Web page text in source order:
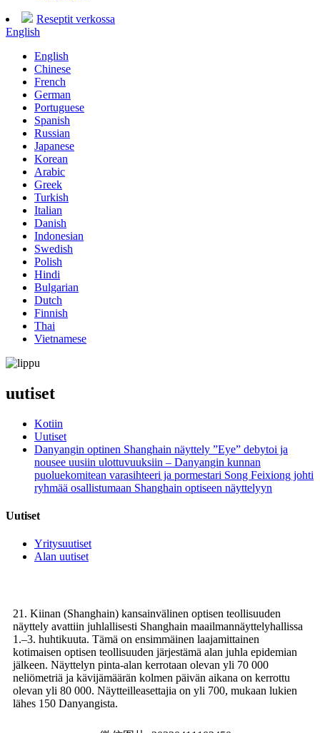
Reseptit verkossa
English
English
Chinese
French
German
Portuguese
Spanish
Russian
Japanese
Korean
Arabic
Greek
Turkish
Italian
Danish
Indonesian
Swedish
Polish
Hindi
Bulgarian
Dutch
Finnish
Thai
Vietnamese
uutiset
Kotiin
Uutiset
Danyangin optinen Shanghain näyttely ”Eye” debytoi ja
nousee uusiin ulottuvuuksiin – Danyangin kunnan
puoluekomitean varasihteeri ja pormestari Song Feixiong johti
ryhmää osallistumaan Shanghain optiseen näyttelyyn
Uutiset
Yritysuutiset
Alan uutiset
21. Kiinan (Shanghain) kansainvälinen optisen teollisuuden
näyttely avattiin juhlallisesti Shanghain maailmannäyttelyhallissa
1.–3. huhtikuuta. Tämä on ensimmäinen laajamittainen
kotimaisen optisen teollisuuden järjestämä alan juhla epidemian
jälkeen. Näyttelyn pinta-alan kerrotaan olevan yli 70 000
neliömetriä ja kävijämäärän kolmen päivän aikana on kerrottu
olevan yli 80 000. Näytteilleasettajia on yli 700, mukaan lukien
lähes 150 Danyangista.